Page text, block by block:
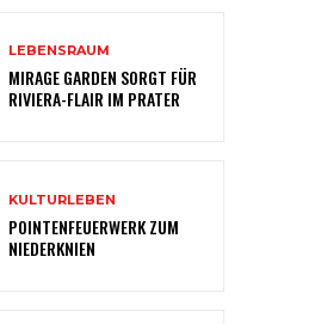
LEBENSRAUM
MIRAGE GARDEN SORGT FÜR
RIVIERA-FLAIR IM PRATER
KULTURLEBEN
POINTENFEUERWERK ZUM
NIEDERKNIEN